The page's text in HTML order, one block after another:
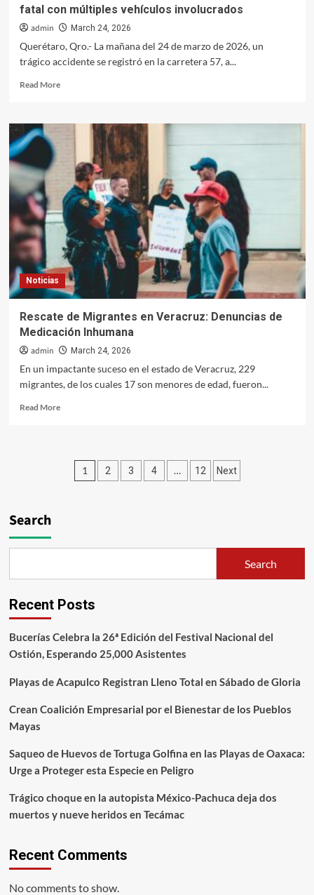
fatal con múltiples vehículos involucrados
admin March 24, 2026
Querétaro, Qro.- La mañana del 24 de marzo de 2026, un
trágico accidente se registró en la carretera 57, a...
Read MoreRead
Tragedia
Querétaro:
Tráiler
provoca
accidente
fatal
con
múltiples
vehículos
involucrados
Noticias
Rescate de Migrantes en Veracruz: Denuncias de
Medicación Inhumana
admin March 24, 2026
En un impactante suceso en el estado de Veracruz, 229
migrantes, de los cuales 17 son menores de edad, fueron...
Read MoreRead
Migrantes
Inhumana
Posts
1 2 3 4 … 12 Next
Search
Search
Recent Posts
Bucerías Celebra la 26ª Edición del Festival Nacional del
Ostión, Esperando 25,000 Asistentes
Playas de Acapulco Registran Lleno Total en Sábado de Gloria
Crean Coalición Empresarial por el Bienestar de los Pueblos
Mayas
Saqueo de Huevos de Tortuga Golfina en las Playas de Oaxaca:
Urge a Proteger esta Especie en Peligro
Trágico choque en la autopista México-Pachuca deja dos
muertos y nueve heridos en Tecámac
Recent Comments
No comments to show.